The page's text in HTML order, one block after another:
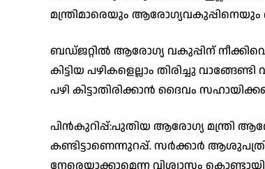
മന്ത്രിമാരെയും
ബഡ്ജറ്റിൽ ആരോഗ്യ വകുപ്പിന്
കിട്ടിയ പഴികളെല്ലാം തിരിച്ചു
പഴി കിട്ടാതിരിക്കാൻ ദൈവം
പിൻകുറിപ്പ്:പുതിയ ആരോഗ്യ മന്ത്രി
കണ്ടിട്ടാണെന്നുറപ്പ്. സർക്കാർ